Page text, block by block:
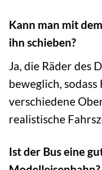
Kann man mit
ihn schieben?
Ja, die Räder des
beweglich,
verschiedene
realistische
Ist der Bus eine